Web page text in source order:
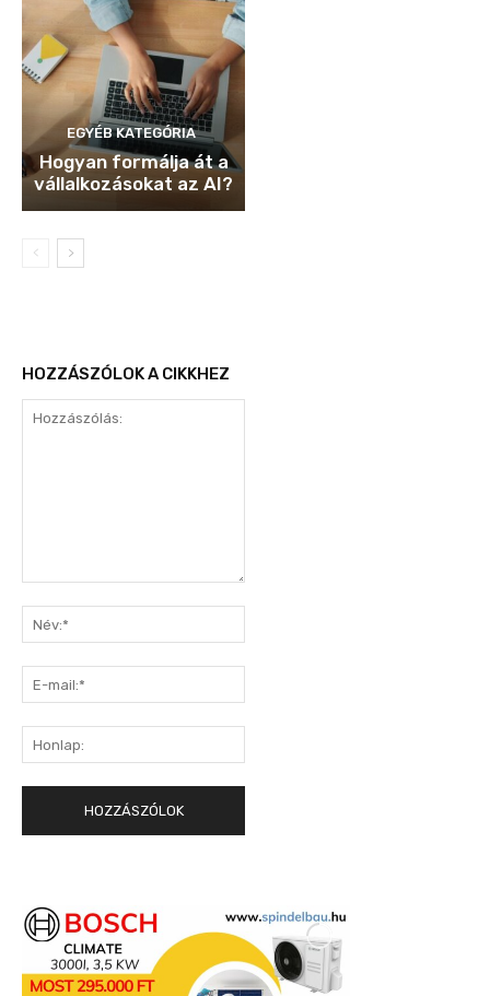
EGYÉB KATEGÓRIA
Hogyan formálja át a
vállalkozásokat az AI?
HOZZÁSZÓLOK A CIKKHEZ
mail:*